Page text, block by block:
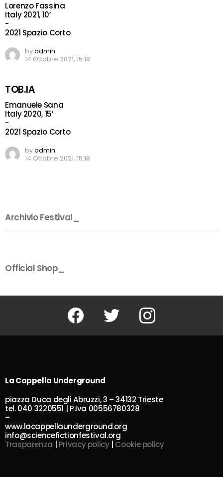
Lorenzo Fassina
Italy 2021, 10’
-
2021 Spazio Corto
byadmin
14 Ottobre 2021, 15:18
TOB.IA
Emanuele Sana
Italy 2020, 15’
-
2021 Spazio Corto
byadmin
14 Ottobre 2021, 15:18
Archivio Festival_
Official Shop_
Facebook Twitter Instagram
La Cappella Underground
piazza Duca degli Abruzzi, 3 – 34132 Trieste
tel. 040 3220551 | P.Iva 00556780328
–
www.lacappellaunderground.org
info@sciencefictionfestival.org
Trasparenza
Privacy policy| Cookie policy